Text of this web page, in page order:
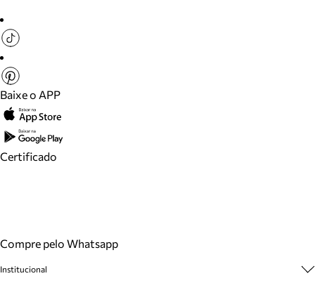
Baixe o APP
Certificado
Compre pelo Whatsapp
Institucional